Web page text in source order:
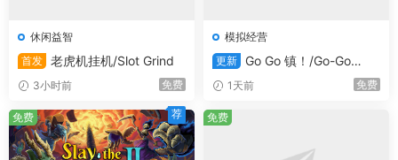
系统需求
最低配置:
需要 64 位处理器和操作系统
休闲益智
首发 老虎机挂机/Slot Grind
3小时前 免费
模拟经营
更新
Go Go 镇！/Go-Go
镇！/Go-Go Town!
1天前 免费
免费 荐 免费